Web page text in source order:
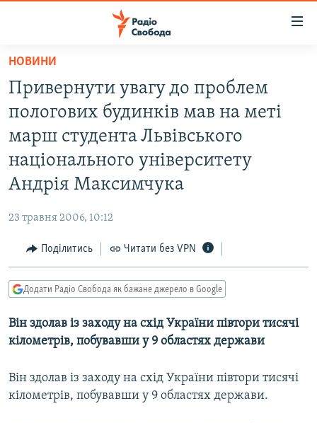
Перейти
основного
матеріалу
до
основної
навігації
Перейти
до
ВСЕ ЗА ДОБУ
ПОЛІТИКА
ЕКОНОМІКА
СПОРТ
УКРАЇНА
ВІЙНА
РОСІЙСЬКА «ФІЛЬТРАЦІЯ»
КРИМ.РЕАЛІЇ
ТИ ЯК?
СХЕМИ
МУЛЬТИМЕДІА
СПЕЦПРОЄКТИ
ПОДКАСТИ
НОВИНИ
Привернути увагу до проблем
пологових будинків мав на меті
марш студента Львівського
національного університету
Андрія Максимчука
23 травня 2006, 10:12
Поділитись Читати без VPN
Додати Радіо Свобода як бажане джерело в Google
Він здолав із заходу на схід України півтори тисячі
кілометрів, побувавши у 9 областях держави
Він здолав із заходу на схід України півтори тисячі
кілометрів, побувавши у 9 областях держави.